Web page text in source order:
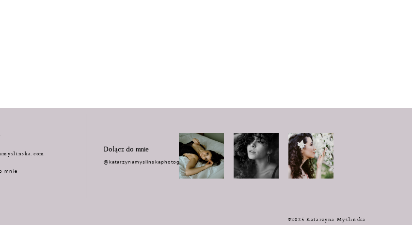
mnie
Dołącz do mnie
@katarzynamyslinskaphotography
©2025 Katarzyna Myślińska